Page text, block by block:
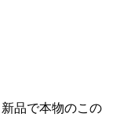
品で本物のこの